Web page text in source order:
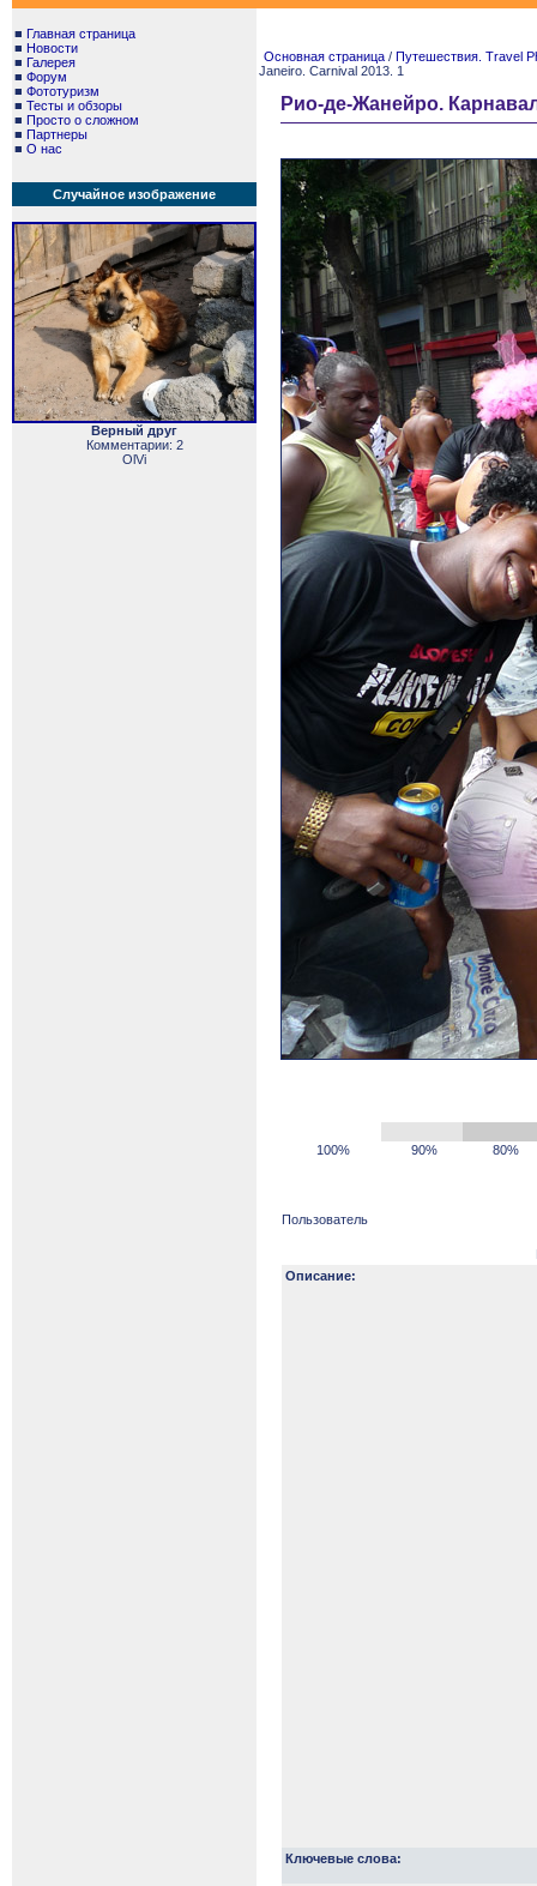
■ Главная страница
■ Новости
■ Галерея
■ Форум
■ Фототуризм
■ Тесты и обзоры
■ Просто о сложном
■ Партнеры
■ О нас
Случайное изображение
Верный друг
Комментарии: 2
OlVi
Основная страница / Путешествия. Travel
Janeiro. Carnival 2013. 1
Рио-де-Жанейро.
100% 90% 80%
Пользователь
Описание:
Ключевые слова: